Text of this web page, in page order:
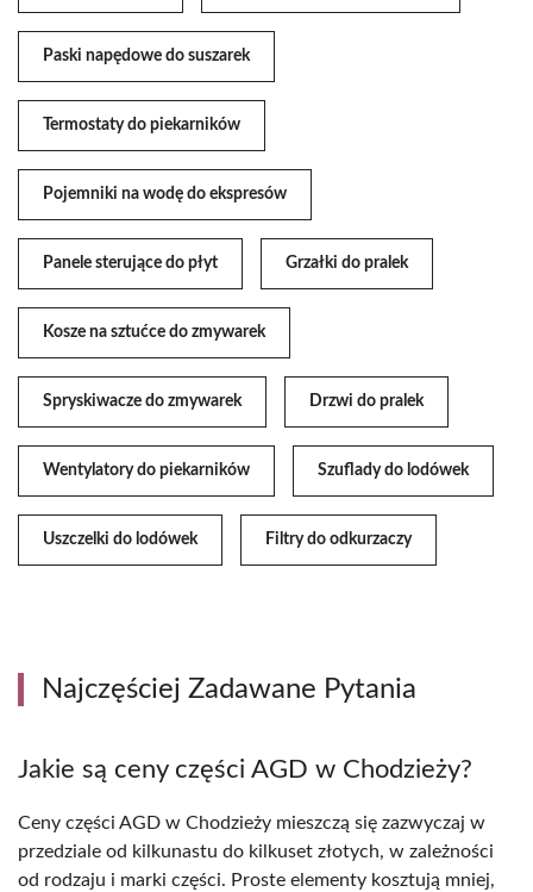
Paski napędowe do suszarek
Termostaty do piekarników
Pojemniki na wodę do ekspresów
Panele sterujące do płyt Grzałki do pralek
Kosze na sztućce do zmywarek
Spryskiwacze do zmywarek Drzwi do pralek
Wentylatory do piekarników Szuflady do lodówek
Uszczelki do lodówek Filtry do odkurzaczy
Najczęściej Zadawane Pytania
Jakie są ceny części AGD w Chodzieży?
Ceny części AGD w Chodzieży mieszczą się zazwyczaj w
przedziale od kilkunastu do kilkuset złotych, w zależności
od rodzaju i marki części. Proste elementy kosztują mniej,